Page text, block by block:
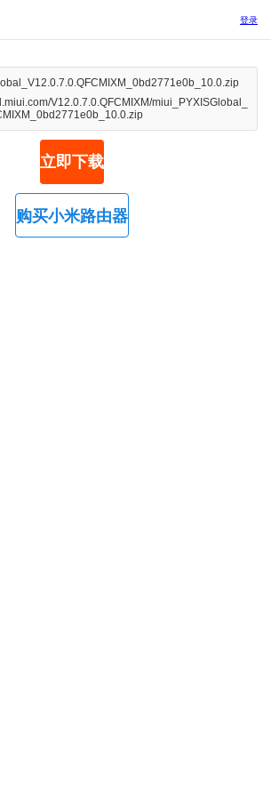
登录
V12.0.7.0.QFCMIXM/miui_PYXISGlobal_
立即下载
购买小米路由器